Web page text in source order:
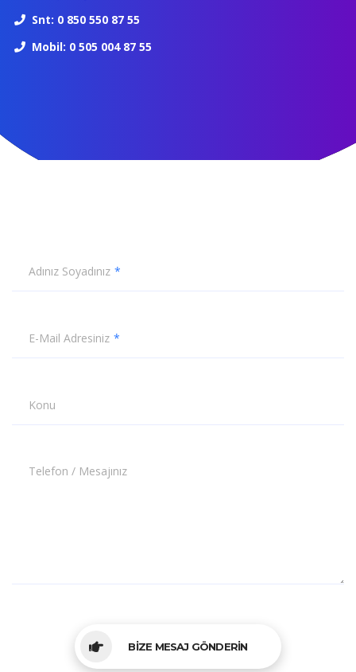
Snt: 0 850 550 87 55
Mobil: 0 505 004 87 55
Adınız Soyadınız
E-Mail Adresiniz
Konu
Telefon / Mesajınız
BİZE MESAJ GÖNDERİN